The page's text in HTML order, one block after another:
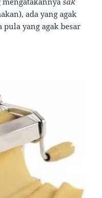
ada yang agak
yang agak besar